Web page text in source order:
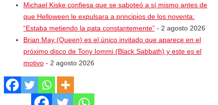
Michael Kiske confiesa que se saboteó a sí mismo antes de
que Helloween le expulsara a principios de los noventa:
“Estaba metiendo la pata constantemente” - 2 agosto 2026
Brian May (Queen) es el único invitado que aparece en el
próximo disco de Tony Iommi (Black Sabbath) y este es el
motivo - 2 agosto 2026